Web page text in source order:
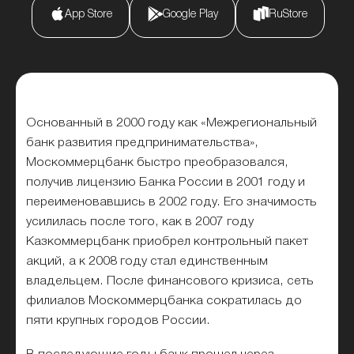
App Store Google Play RuStore
Основанный в 2000 году как «Межрегиональный
банк развития предпринимательства»,
Москоммерцбанк быстро преобразовался,
получив лицензию Банка России в 2001 году и
переименовавшись в 2002 году. Его значимость
усилилась после того, как в 2007 году
Казкоммерцбанк приобрел контрольный пакет
акций, а к 2008 году стал единственным
владельцем. После финансового кризиса, сеть
филиалов Москоммерцбанка сократилась до
пяти крупных городов России.